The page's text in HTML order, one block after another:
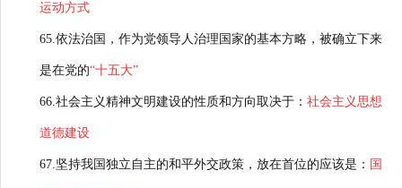
运动方式
65.依法治国，作为党领导人治理国家的基本方略，被确立下来
是在党的“十五大”
66.社会主义精神文明建设的性质和方向取决于： 社会主义思想
道德建设
67.坚持我国独立自主的和平外交政策，放在首位的应该是： 国